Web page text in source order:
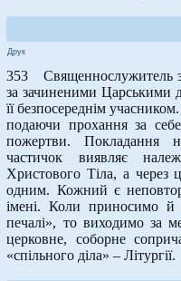
Друк
353 Священнослужитель
за зачиненими Царськими
її безпосереднім
подаючи прохання за
пожертви. Покладання
частичок виявляє
Христового Тіла, а через
одним. Кожний є
імені. Коли приносимо й
печалі», то виходимо за
церковне, соборне
«спільного діла» – Літургії.